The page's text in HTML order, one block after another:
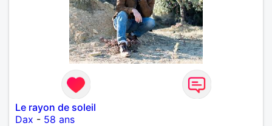
j’aime me trahit une fois, il n’y aura pas de seconde
chance et je l’effacerai à « vitam eternam ».
Néanmoins, je suis un tout petit peu maniaque ainsi
qu’impatient. J’essaye de faire des efforts. Rien de
bien dramatique ! Du moins je le pense……Je suis un
homme facile à vivre. À vous si vous le souhaitez,
d’apprendre à me connaître davantage. J’en serai
ravi….A très bientôt je l’espère.
Le rayon de soleil
Dax - 58 ans